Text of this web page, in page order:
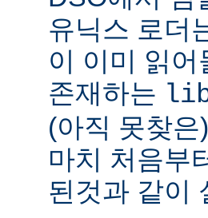
유닉스 로더
이 이미 읽
존재하는
(아직 못찾
마치 처음부
된것과 같이